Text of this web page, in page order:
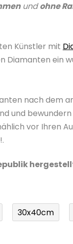
undohne
Künstler mit
Diamanten ein
nach dem
und bewundern
vor Ihren
30x40cm